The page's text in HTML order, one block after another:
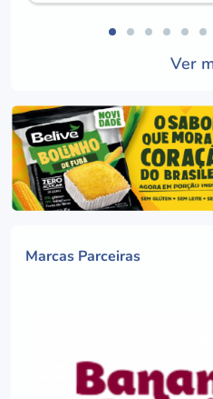
Ver
Marcas Parceiras